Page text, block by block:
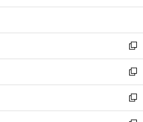
開
ウ
開
く
ン
ウ
で
開
く
ウ
ン
ド
ウ
で
開
く
新
し
い
ウ
ィ
ン
新
し
い
ウ
新
し